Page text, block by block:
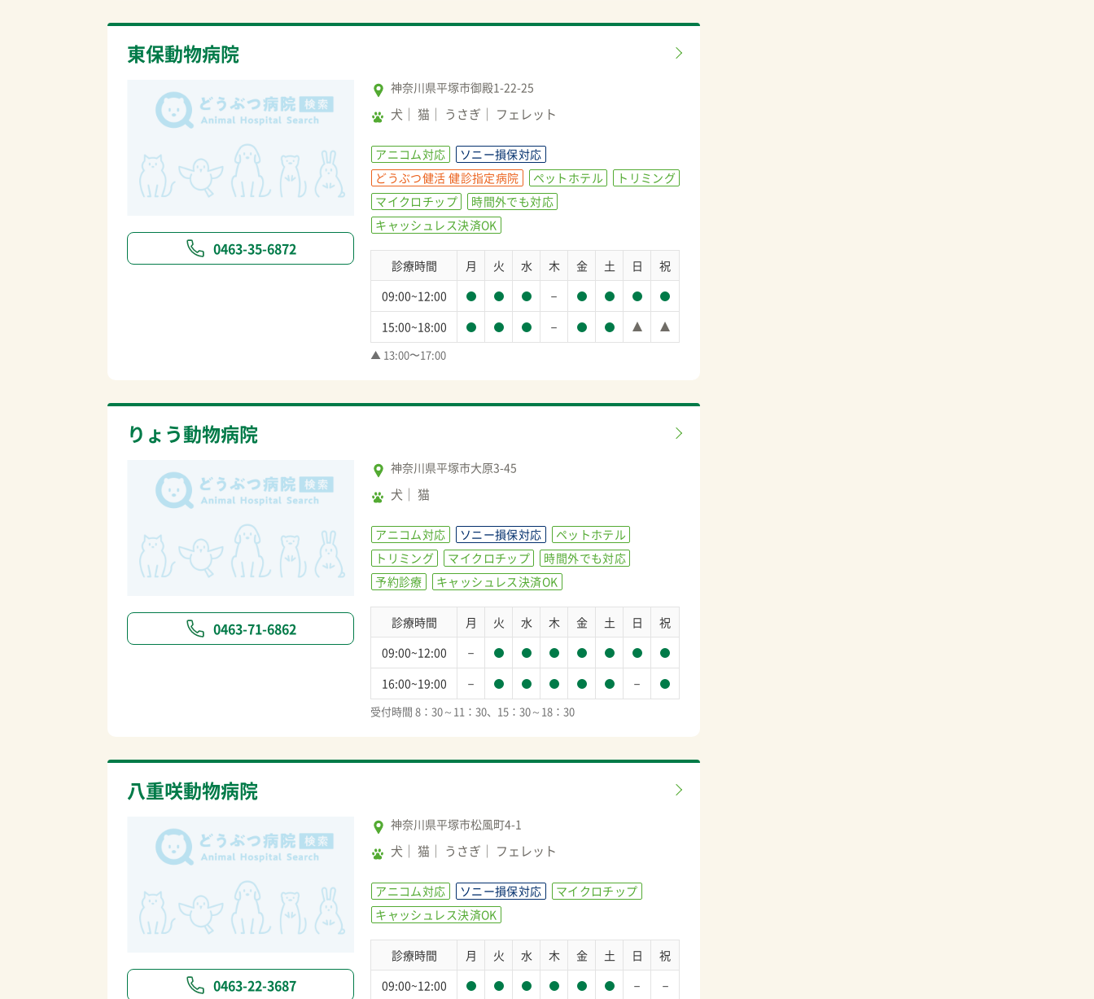
東保動物病院
0463-35-6872
神奈川県平塚市御殿1-22-25
犬 猫 うさぎ フェレット
アニコム対応
ソニー損保対応
どうぶつ健活 健診指定病院
ペットホテル
トリミング
マイクロチップ
時間外でも対応
キャッシュレス決済OK
診療時間 月 火 水 木 金 土 日
祝
09:00~12:00
－
15:00~18:00 －
▲ 13:00〜17:00
りょう動物病院
0463-71-6862
神奈川県平塚市大原3-45
犬 猫
アニコム対応 ソニー損保対応
ペットホテル
トリミング
マイクロチップ
時間外でも対応
予約診療
キャッシュレス決済OK
診療時間 月 火 水 木 金 土 日
祝
09:00~12:00
－
16:00~19:00 － －
受付時間 8：30～11：30、15：30～18：30
八重咲動物病院
0463-22-3687
神奈川県平塚市松風町4-1
犬 猫 うさぎ フェレット
アニコム対応 ソニー損保対応
マイクロチップ
キャッシュレス決済OK
診療時間 月 火 水 木 金 土 日
祝
09:00~12:00
－ －